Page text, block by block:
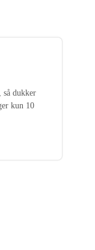
dukker
kun 10